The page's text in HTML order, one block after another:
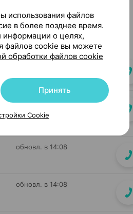
обновл. в 14:08
обновл. в 14:08
обновл. в 14:08
использования файлов
в более позднее время.
информации о целях,
файлов cookie вы можете
обработки файлов cookie
Принять
Cookie